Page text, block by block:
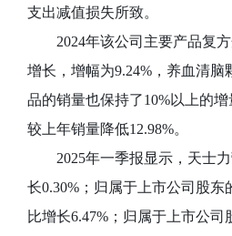
支出减值损失所致。
2024年该公司主要产品复
增长 ， 增幅为9.24% ， 养血清脑
品的销量也保持了10%以上的增
较上年销量降低12.98%。
2025年一季报显示 ，天士力
长0.30% ； 归属于上市公司股东
比增长6.47% ； 归属于上市公司